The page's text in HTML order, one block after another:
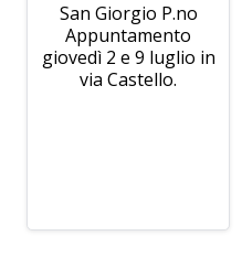
San Giorgio P.no
Appuntamento
giovedì 2 e 9 luglio in
via Castello.